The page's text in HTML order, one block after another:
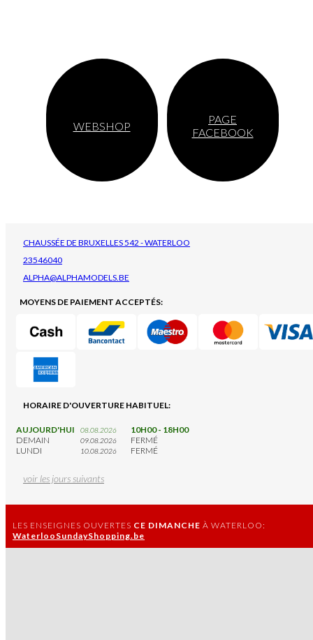
WEBSHOP
PAGE
FACEBOOK
CHAUSSÉE DE BRUXELLES 542 - WATERLOO
23546040
ALPHA@ALPHAMODELS.BE
MOYENS DE PAIEMENT ACCEPTÉS:
HORAIRE D'OUVERTURE HABITUEL:
AUJOURD'HUI 08.08.2026
10H00 - 18H00
DEMAIN
09.08.2026
FERMÉ
LUNDI
10.08.2026 FERMÉ
voir les jours suivants
LES ENSEIGNES OUVERTES CE DIMANCHE À WATERLOO:
WaterlooSundayShopping.be